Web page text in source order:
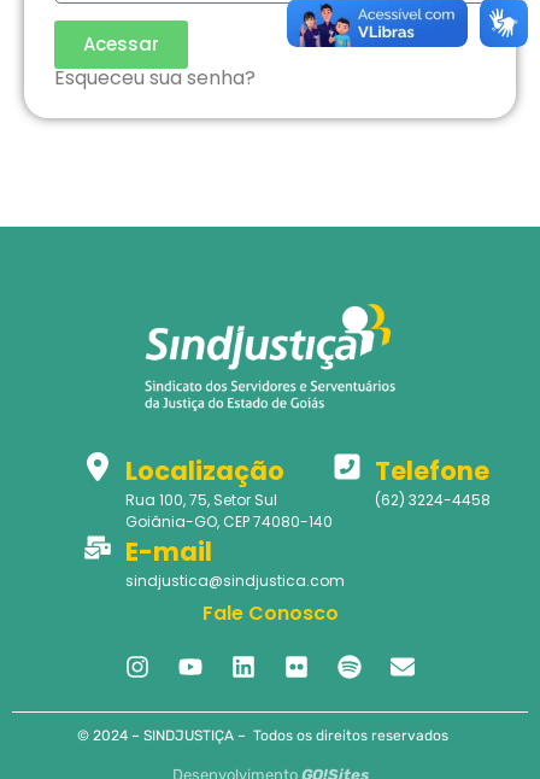
Acessar
Esqueceu sua senha?
Localização
Rua 100, 75, Setor Sul
Goiânia-GO, CEP 74080-140
Telefone
(62) 3224-4458
E-mail
sindjustica@sindjustica.com
Fale Conosco
© 2024 – SINDJUSTIÇA – Todos os direitos reservados
Desenvolvimento GO!Sites